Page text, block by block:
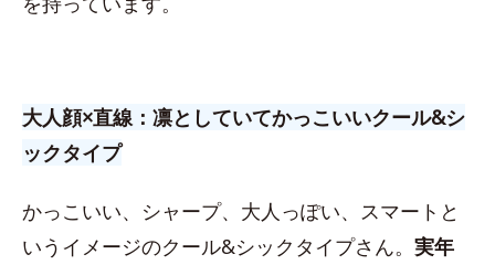
大人顔×直線：凛としていてかっこいいクール&シ
ックタイプ
かっこいい、シャープ、大人っぽい、スマートと
いうイメージのクール&シックタイプさん。 実年